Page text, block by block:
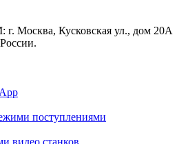
Москва, Кусковская ул., дом 20А
поступлениями
видео станков